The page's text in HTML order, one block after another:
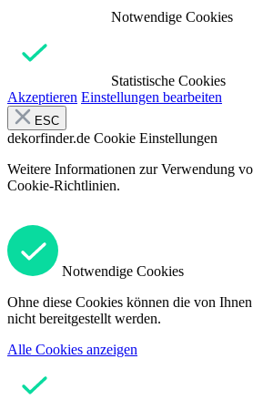
Notwendige Cookies
Statistische Cookies
Akzeptieren Einstellungen bearbeiten
ESC
dekorfinder.de Cookie Einstellungen
Weitere Informationen zur Verwendung
Cookie-Richtlinien.
Notwendige Cookies
Ohne diese Cookies können die von
nicht bereitgestellt werden.
Alle Cookies anzeigen